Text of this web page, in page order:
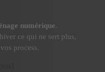
numérique.
ce qui ne sert plus,
process.